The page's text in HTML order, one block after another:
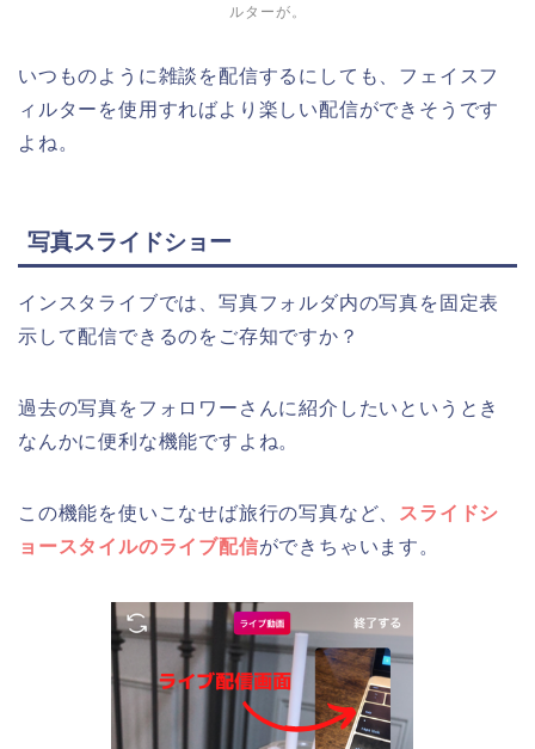
ルターが。
いつものように雑談を配信するにしても、フェイスフ
ィルターを使用すればより楽しい配信ができそうです
よね。
写真スライドショー
インスタライブでは、写真フォルダ内の写真を固定表
示して配信できるのをご存知ですか？
過去の写真をフォロワーさんに紹介したいというとき
なんかに便利な機能ですよね。
この機能を使いこなせば旅行の写真など、
スライドシ
ョースタイルのライブ配信ができちゃいます。